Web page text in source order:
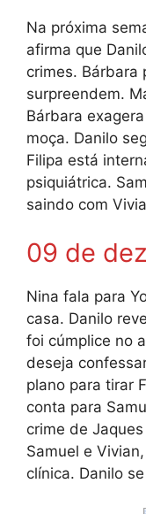
Na próxima
afirma que
crimes. Bárbara
surpreendem.
Bárbara
moça. Danilo
Filipa está
psiquiátrica.
saindo com
09 de
Nina fala para
casa. Danilo
foi cúmplice no
deseja
plano para tirar
conta para
crime de
Samuel e
clínica. Danilo